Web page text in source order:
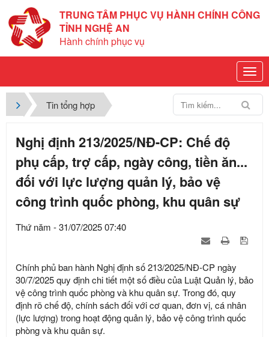
TRUNG TÂM PHỤC VỤ HÀNH CHÍNH CÔNG
TỈNH NGHỆ AN
Hành chính phục vụ
Tin tổng hợp
Nghị định 213/2025/NĐ-CP: Chế độ
phụ cấp, trợ cấp, ngày công, tiền ăn...
đối với lực lượng quản lý, bảo vệ
công trình quốc phòng, khu quân sự
Thứ năm - 31/07/2025 07:40
Chính phủ ban hành Nghị định số 213/2025/NĐ-CP ngày
30/7/2025 quy định chi tiết một số điều của Luật Quản lý, bảo
vệ công trình quốc phòng và khu quân sự. Trong đó, quy
định rõ chế độ, chính sách đối với cơ quan, đơn vị, cá nhân
(lực lượng) trong hoạt động quản lý, bảo vệ công trình quốc
phòng và khu quân sự.